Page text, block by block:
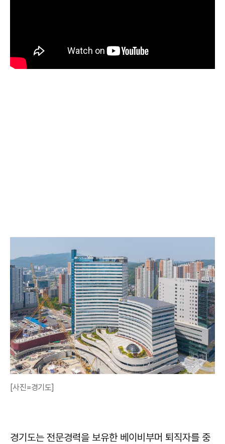
[사진=경기도]
경기도는 전문경력을 보유한 베이비부머 퇴직자를 중